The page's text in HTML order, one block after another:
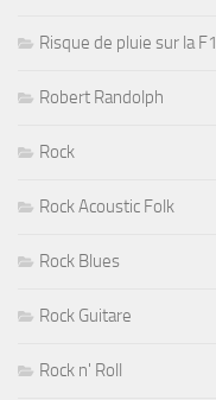
Risque de pluie sur la F1
Robert Randolph
Rock
Rock Acoustic Folk
Rock Blues
Rock Guitare
Rock n' Roll